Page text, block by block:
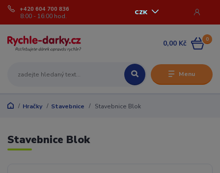
Menu
CZK
+420 604 700 836
8:00 - 16:00 hod.
0
0,00 Kč
Hračky Stavebnice Stavebnice Blok
Stavebnice Blok